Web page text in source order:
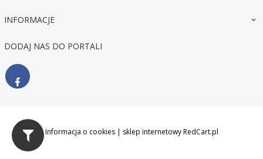
biuro@elmatech.pl NIP 679-002-43-79
INFORMACJE
DODAJ NAS DO PORTALI
Informacja o cookies| sklep internetowyRedCart.pl